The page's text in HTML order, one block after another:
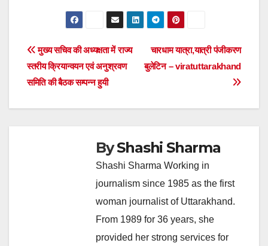
Post
navigation
चारधाम यात्रा,यात्री पंजीकरण
बुलेटिन – viratuttarakhand
मुख्य सचिव की अध्यक्षता में राज्य
स्तरीय क्रियान्वयन एवं अनुश्रवण
समिति की बैठक सम्पन्न हुयी
ByShashi Sharma
Shashi Sharma Working in
journalism since 1985 as the first
woman journalist of Uttarakhand.
From 1989 for 36 years, she
provided her strong services for